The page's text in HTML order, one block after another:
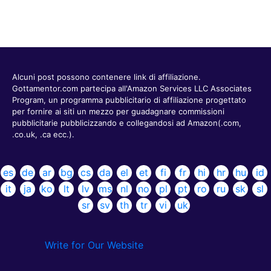
Alcuni post possono contenere link di affiliazione.
Gottamentor.com partecipa all'Amazon Services LLC Associates
Program, un programma pubblicitario di affiliazione progettato
per fornire ai siti un mezzo per guadagnare commissioni
pubblicitarie pubblicizzando e collegandosi ad Amazon(.com,
.co.uk, .ca ecc.).
es de ar bg cs da el et fi fr hi hr hu
id
it
ja ko lt lv ms nl no pl pt ro ru sk
sl
sr
sv th tr vi uk
Write for Our Website